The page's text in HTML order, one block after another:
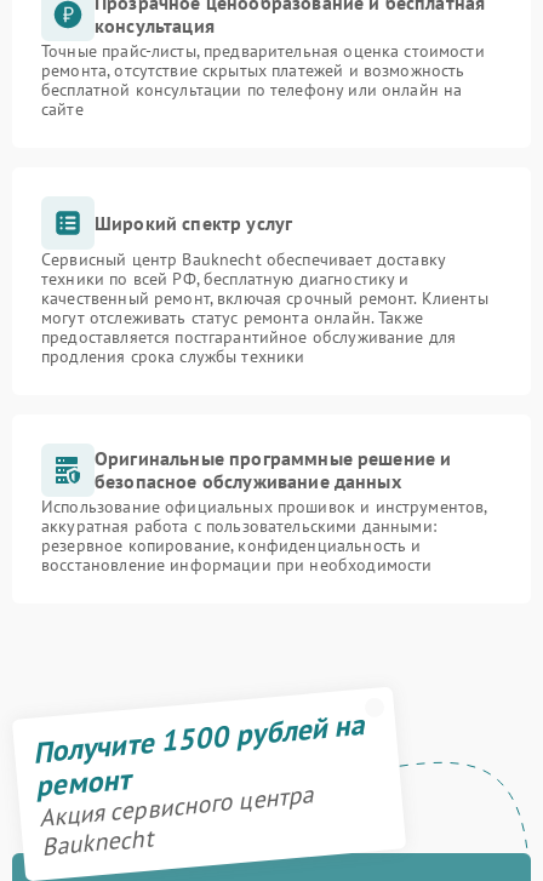
консультация
Точные прайс-листы, предварительная оценка стоимости
ремонта, отсутствие скрытых платежей и возможность
бесплатной консультации по телефону или онлайн на
сайте
Широкий спектр услуг
Сервисный центр Bauknecht обеспечивает доставку
техники по всей РФ, бесплатную диагностику и
качественный ремонт, включая срочный ремонт. Клиенты
могут отслеживать статус ремонта онлайн. Также
предоставляется постгарантийное обслуживание для
продления срока службы техники
Оригинальные программные решение и
безопасное обслуживание данных
Использование официальных прошивок и инструментов,
аккуратная работа с пользовательскими данными:
резервное копирование, конфиденциальность и
восстановление информации при необходимости
Получите 1500 рублей на
ремонт
Акция сервисного центра
Bauknecht